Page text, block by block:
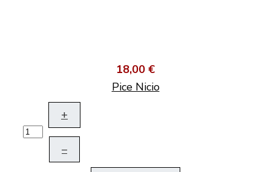
18,00 €
Pice Nicio
+
–